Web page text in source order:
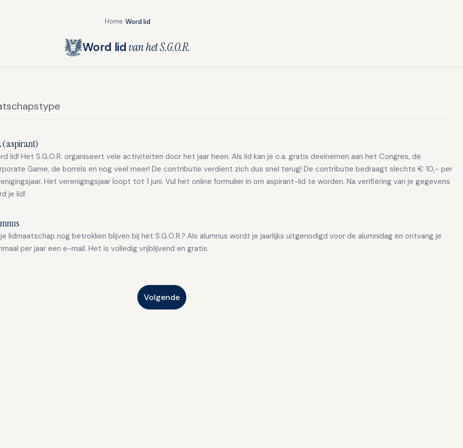
Home/Word lid
Word lidvan het S.G.O.R.
(aspirant)
lid! Het S.G.O.R. organiseert vele activiteiten door het jaar heen. Als lid kan je o.a. gratis deelnemen aan het Congres, de
Game, de borrels en nog veel meer! De contributie verdient zich dus snel terug! De contributie bedraagt slechts € 10,- per
Het verenigingsjaar loopt tot 1 juni. Vul het online formulier in om aspirant-lid te worden. Na verifiëring van je gegevens
je lid!
lidmaatschap nog betrokken blijven bij het S.G.O.R.? Als alumnus wordt je jaarlijks uitgenodigd voor de alumnidag en ontvang je
per jaar een e-mail. Het is volledig vrijblijvend en gratis.
Volgende